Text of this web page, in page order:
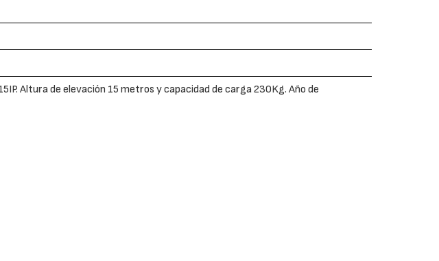
Altura de elevación 15 metros y capacidad de carga 230Kg. Año de